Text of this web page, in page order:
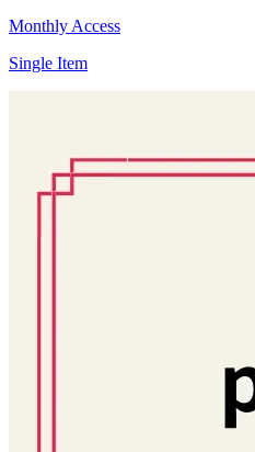
Monthly Access
Single Item